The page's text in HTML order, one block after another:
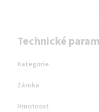
Technické
Kategorie
Záruka
Hmotnost